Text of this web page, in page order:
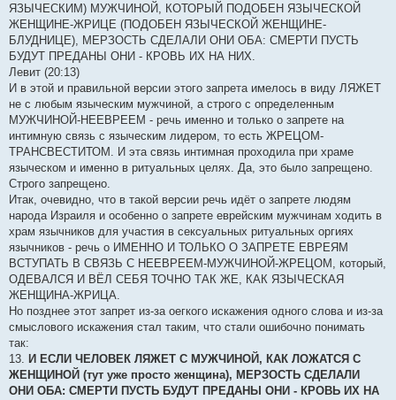
ЯЗЫЧЕСКИМ) МУЖЧИНОЙ, КОТОРЫЙ ПОДОБЕН ЯЗЫЧЕСКОЙ
ЖЕНЩИНЕ-ЖРИЦЕ (ПОДОБЕН ЯЗЫЧЕСКОЙ ЖЕНЩИНЕ-
БЛУДНИЦЕ), МЕРЗОСТЬ СДЕЛАЛИ ОНИ ОБА: СМЕРТИ ПУСТЬ
БУДУТ ПРЕДАНЫ ОНИ - КРОВЬ ИX НА НИX.
Левит (20:13)
И в этой и правильной версии этого запрета имелось в виду ЛЯЖЕТ
не с любым языческим мужчиной, а строго с определенным
МУЖЧИНОЙ-НЕЕВРЕЕМ - речь именно и только о запрете на
интимную связь с языческим лидером, то есть ЖРЕЦОМ-
ТРАНСВЕСТИТОМ. И эта связь интимная проходила при храме
языческом и именно в ритуальных целях. Да, это было запрещено.
Строго запрещено.
Итак, очевидно, что в такой версии речь идёт о запрете людям
народа Израиля и особенно о запрете еврейским мужчинам ходить в
храм язычников для участия в сексуальных ритуальных оргиях
язычников - речь о ИМЕННО И ТОЛЬКО О ЗАПРЕТЕ ЕВРЕЯМ
ВСТУПАТЬ В СВЯЗЬ С НЕЕВРЕЕМ-МУЖЧИНОЙ-ЖРЕЦОМ, который,
ОДЕВАЛСЯ И ВЁЛ СЕБЯ ТОЧНО ТАК ЖЕ, КАК ЯЗЫЧЕСКАЯ
ЖЕНЩИНА-ЖРИЦА.
Но позднее этот запрет из-за оегкого искажения одного слова и из-за
смыслового искажения стал таким, что стали ошибочно понимать
так:
13.
И ЕСЛИ ЧЕЛОВЕК ЛЯЖЕТ С МУЖЧИНОЙ, КАК ЛОЖАТСЯ С
ЖЕНЩИНОЙ (тут уже просто женщина), МЕРЗОСТЬ СДЕЛАЛИ
ОНИ ОБА: СМЕРТИ ПУСТЬ БУДУТ ПРЕДАНЫ ОНИ - КРОВЬ ИX НА